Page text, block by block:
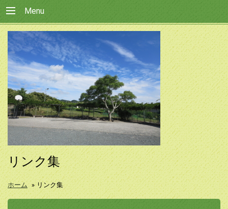
Menu
リンク集
ホーム » リンク集